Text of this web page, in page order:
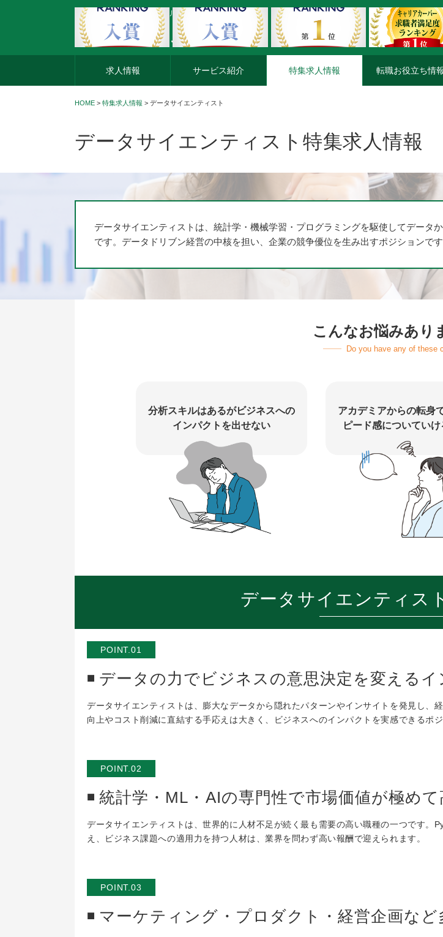
外資系企業の転職・キャリア転職ならアージスジャパン
求人情報 サービス紹介 特集求人情報 転職お役立ち情
HOME > 特集求人情報 > データサイエンティスト
データサイエンティスト特集求人情報
データサイエンティストは、統計学・機械学習・プログラミングを駆使してデータ
です。データドリブン経営の中核を担い、企業の競争優位を生み出すポジションです
こんなお悩みあり
Do you have any of these
分析スキルはあるがビジネスへの
インパクトを出せない
アカデミアからの転身
ピード感についてい
データサイエンティス
POINT.01
データの力でビジネスの意思決定を変えるイ
データサイエンティストは、膨大なデータから隠れたパターンやインサイトを発見し、
向上やコスト削減に直結する手応えは大きく、ビジネスへのインパクトを実感できるポジ
POINT.02
統計学・ML・AIの専門性で市場価値が極めて
データサイエンティストは、世界的に人材不足が続く最も需要の高い職種の一つです
え、ビジネス課題への適用力を持つ人材は、業界を問わず高い報酬で迎えられます。
POINT.03
マーケティング・プロダクト・経営企画な